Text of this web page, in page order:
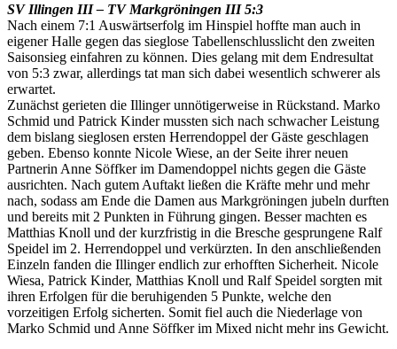
SV Illingen III – TV Markgröningen III 5:3
Nach einem 7:1 Auswärtserfolg im Hinspiel hoffte man auch in
eigener Halle gegen das sieglose Tabellenschlusslicht den zweiten
Saisonsieg einfahren zu können. Dies gelang mit dem Endresultat
von 5:3 zwar, allerdings tat man sich dabei wesentlich schwerer als
erwartet.
Zunächst gerieten die Illinger unnötigerweise in Rückstand. Marko
Schmid und Patrick Kinder mussten sich nach schwacher Leistung
dem bislang sieglosen ersten Herrendoppel der Gäste geschlagen
geben. Ebenso konnte Nicole Wiese, an der Seite ihrer neuen
Partnerin Anne Söffker im Damendoppel nichts gegen die Gäste
ausrichten. Nach gutem Auftakt ließen die Kräfte mehr und mehr
nach, sodass am Ende die Damen aus Markgröningen jubeln durften
und bereits mit 2 Punkten in Führung gingen. Besser machten es
Matthias Knoll und der kurzfristig in die Bresche gesprungene Ralf
Speidel im 2. Herrendoppel und verkürzten. In den anschließenden
Einzeln fanden die Illinger endlich zur erhofften Sicherheit. Nicole
Wiesa, Patrick Kinder, Matthias Knoll und Ralf Speidel sorgten mit
ihren Erfolgen für die beruhigenden 5 Punkte, welche den
vorzeitigen Erfolg sicherten. Somit fiel auch die Niederlage von
Marko Schmid und Anne Söffker im Mixed nicht mehr ins Gewicht.